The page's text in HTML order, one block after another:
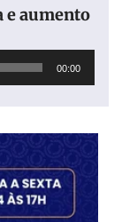
e aumento
00:00